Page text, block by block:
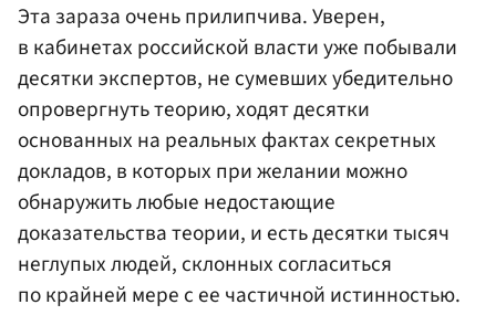
Эта зараза очень прилипчива. Уверен,
в кабинетах российской власти уже побывали
десятки экспертов, не сумевших убедительно
опровергнуть теорию, ходят десятки
основанных на реальных фактах секретных
докладов, в которых при желании можно
обнаружить любые недостающие
доказательства теории, и есть десятки тысяч
неглупых людей, склонных согласиться
по крайней мере с ее частичной истинностью.